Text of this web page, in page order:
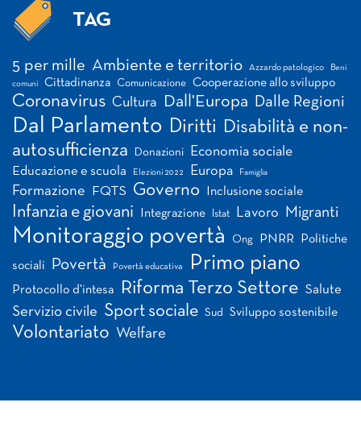
TAG
5 per mille Ambiente e territorio Azzardo patologico Beni
comuni Cittadinanza Comunicazione Cooperazione allo sviluppo
Coronavirus Cultura Dall'Europa Dalle Regioni
Dal Parlamento Diritti Disabilità e non-
autosufficienza
Donazioni Economia sociale
Educazione e scuola Elezioni 2022 Europa Famiglia
Formazione FQTS Governo Inclusione sociale
Infanzia e giovani Integrazione Istat Lavoro Migranti
Monitoraggio povertà Ong PNRR Politiche
sociali Povertà Povertà educativa Primo piano
Protocollo d'intesa Riforma Terzo Settore Salute
Servizio civile Sport sociale Sud Sviluppo sostenibile
Volontariato Welfare